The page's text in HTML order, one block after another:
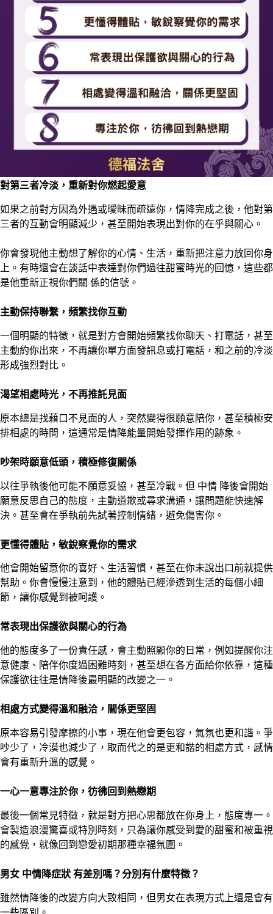
對第三者冷淡，重新對你燃起愛意
如果之前對方因為外遇或曖昧而疏遠你，情降完成之後，他對第
三者的互動會明顯減少，甚至開始表現出對你的在乎與關心。
你會發現他主動想了解你的心情、生活，重新把注意力放回你身
上。有時還會在談話中表達對你們過往甜蜜時光的回憶，這些都
是他重新正視你們關 係的信號。
主動保持聯繫，頻繁找你互動
一個明顯的特徵，就是對方會開始頻繁找你聊天、打電話，甚至
主動約你出來，不再讓你單方面發訊息或打電話，和之前的冷淡
形成強烈對比。
渴望相處時光，不再推託見面
原本總是找藉口不見面的人，突然變得很願意陪你，甚至積極安
排相處的時間，這通常是情降能量開始發揮作用的跡象。
吵架時願意低頭，積極修復關係
以往爭執後他可能不願意妥協，甚至冷戰。但 中情 降後會開始
願意反思自己的態度，主動道歉或尋求溝通，讓問題能快速解
決。甚至會在爭執前先試著控制情緒，避免傷害你。
更懂得體貼，敏銳察覺你的需求
他會開始留意你的喜好、生活習慣，甚至在你未說出口前就提供
幫助。你會慢慢注意到，他的體貼已經滲透到生活的每個小細
節，讓你感覺到被呵護。
常表現出保護欲與關心的行為
他的態度多了一份責任感，會主動照顧你的日常，例如提醒你注
意健康、陪伴你度過困難時刻，甚至想在各方面給你依靠，這種
保護欲往往是情降後最明顯的改變之一。
相處方式變得溫和融洽，關係更堅固
原本容易引發摩擦的小事，現在他會更包容，氣氛也更和諧。爭
吵少了，冷漠也減少了，取而代之的是更和諧的相處方式，感情
會有重新升溫的感覺。
一心一意專注於你，彷彿回到熱戀期
最後一個常見特徵，就是對方把心思都放在你身上，態度專一。
會製造浪漫驚喜或特別時刻，只為讓你感受到愛的甜蜜和被重視
的感覺，就像回到戀愛初期那種幸福氛圍。
男女 中情降症狀 有差別嗎？分別有什麼特徵？
雖然情降後的改變方向大致相同，但男女在表現方式上還是會有